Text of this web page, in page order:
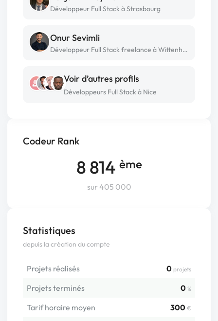
Codeur Rank
8 814 ème
sur 405 000
Statistiques
depuis la création du compte
Projets réalisés 0 projets
Projets terminés 0 %
Tarif horaire moyen 300 €
Développeur Full Stack à Strasbourg
Onur Sevimli
Développeur Full Stack freelance à Wittenheim
Voir d’autres profils
Développeurs Full Stack à Nice